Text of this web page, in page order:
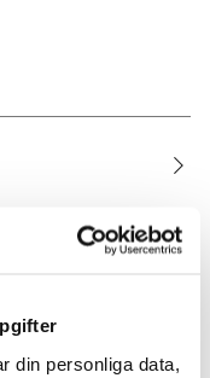
din personliga data,